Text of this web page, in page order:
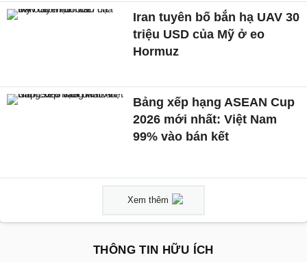
Iran tuyên bố bắn hạ UAV 30
triệu USD của Mỹ ở eo
Hormuz
Bảng xếp hạng ASEAN Cup
2026 mới nhất: Việt Nam
99% vào bán kết
Xem thêm
THÔNG TIN HỮU ÍCH